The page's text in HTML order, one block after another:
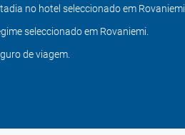
no hotel seleccionado em Rovaniemi.
seleccionado em Rovaniemi.
de viagem.